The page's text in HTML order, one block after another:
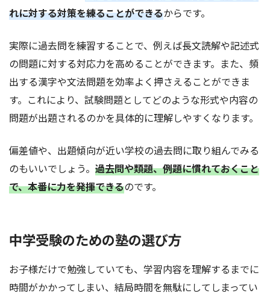
れに対する対策を練ることができるからです。
実際に過去問を練習することで、例えば長文読解や記述式
の問題に対する対応力を高めることができます。また、頻
出する漢字や文法問題を効率よく押さえることができま
す。これにより、試験問題としてどのような形式や内容の
問題が出題されるのかを具体的に理解しやすくなります。
偏差値や、出題傾向が近い学校の過去問に取り組んでみる
のもいいでしょう。 過去問や類題、例題に慣れておくこと
で、本番に力を発揮できるのです。
中学受験のための塾の選び方
お子様だけで勉強していても、学習内容を理解するまでに
時間がかかってしまい、結局時間を無駄にしてしまってい